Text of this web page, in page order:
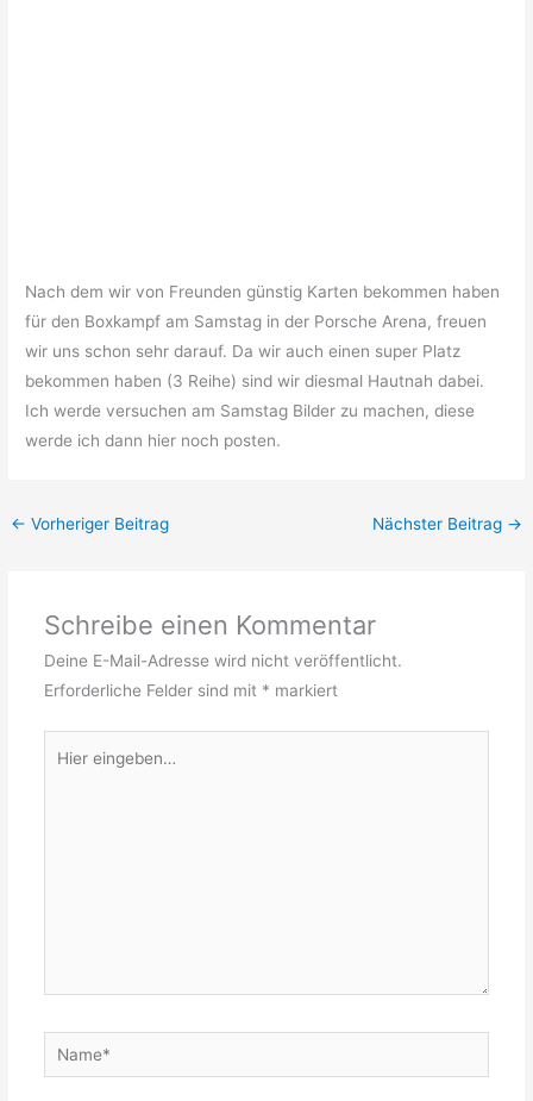
Nach dem wir von Freunden günstig Karten bekommen haben
für den Boxkampf am Samstag in der Porsche Arena, freuen
wir uns schon sehr darauf. Da wir auch einen super Platz
bekommen haben (3 Reihe) sind wir diesmal Hautnah dabei.
Ich werde versuchen am Samstag Bilder zu machen, diese
werde ich dann hier noch posten.
← Vorheriger Beitrag Nächster Beitrag →
Schreibe einen Kommentar
Deine E-Mail-Adresse wird nicht veröffentlicht.
Erforderliche Felder sind mit * markiert
eingeben…
Name*